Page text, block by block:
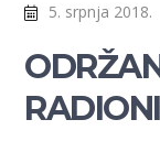
5. srpnja 2018.